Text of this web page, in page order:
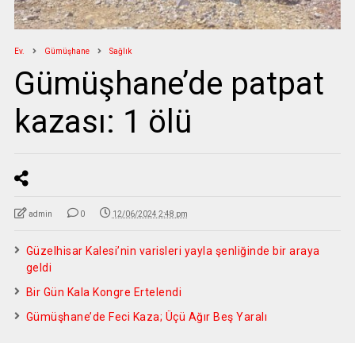
Ev. Gümüşhane Sağlık
Gümüşhane’de patpat
kazası: 1 ölü
admin 0 12/06/2024 2:48 pm
Güzelhisar Kalesi’nin varisleri yayla şenliğinde bir araya
geldi
Bir Gün Kala Kongre Ertelendi
Gümüşhane’de Feci Kaza; Üçü Ağır Beş Yaralı